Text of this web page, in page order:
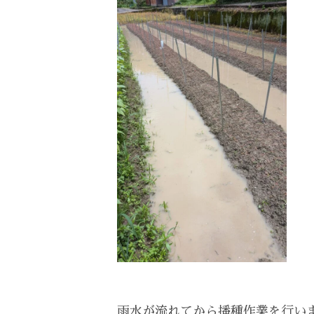
雨水が流れてから播種作業を行い